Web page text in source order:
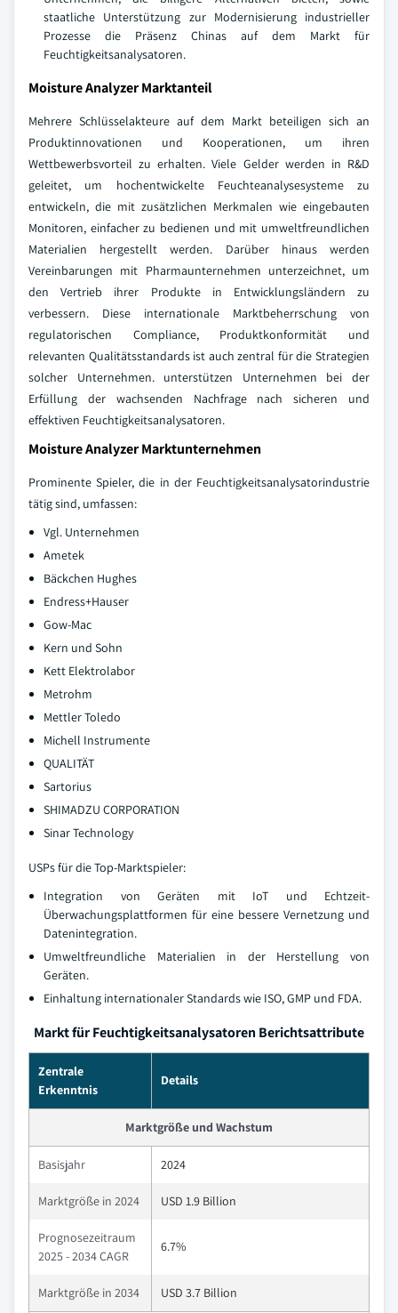
staatliche Unterstützung zur Modernisierung industrieller
Prozesse die Präsenz Chinas auf dem Markt für
Feuchtigkeitsanalysatoren.
Moisture Analyzer Marktanteil
Mehrere Schlüsselakteure auf dem Markt beteiligen sich an
Produktinnovationen und Kooperationen, um ihren
Wettbewerbsvorteil zu erhalten. Viele Gelder werden in R&D
geleitet, um hochentwickelte Feuchteanalysesysteme zu
entwickeln, die mit zusätzlichen Merkmalen wie eingebauten
Monitoren, einfacher zu bedienen und mit umweltfreundlichen
Materialien hergestellt werden. Darüber hinaus werden
Vereinbarungen mit Pharmaunternehmen unterzeichnet, um
den Vertrieb ihrer Produkte in Entwicklungsländern zu
verbessern. Diese internationale Marktbeherrschung von
regulatorischen Compliance, Produktkonformität und
relevanten Qualitätsstandards ist auch zentral für die Strategien
solcher Unternehmen. unterstützen Unternehmen bei der
Erfüllung der wachsenden Nachfrage nach sicheren und
effektiven Feuchtigkeitsanalysatoren.
Moisture Analyzer Marktunternehmen
Prominente Spieler, die in der Feuchtigkeitsanalysatorindustrie
tätig sind, umfassen:
Vgl. Unternehmen
Ametek
Bäckchen Hughes
Endress+Hauser
Gow-Mac
Kern und Sohn
Kett Elektrolabor
Metrohm
Mettler Toledo
Michell Instrumente
QUALITÄT
Sartorius
SHIMADZU CORPORATION
Sinar Technology
USPs für die Top-Marktspieler:
Integration von Geräten mit IoT und Echtzeit-
Überwachungsplattformen für eine bessere Vernetzung und
Datenintegration.
Umweltfreundliche Materialien in der Herstellung von
Geräten.
Einhaltung internationaler Standards wie ISO, GMP und FDA.
Markt für Feuchtigkeitsanalysatoren Berichtsattribute
Zentrale
Erkenntnis
Details
Marktgröße und Wachstum
Basisjahr 2024
Marktgröße in 2024 USD 1.9 Billion
Prognosezeitraum
2025 - 2034 CAGR
6.7%
Marktgröße in 2034 USD 3.7 Billion